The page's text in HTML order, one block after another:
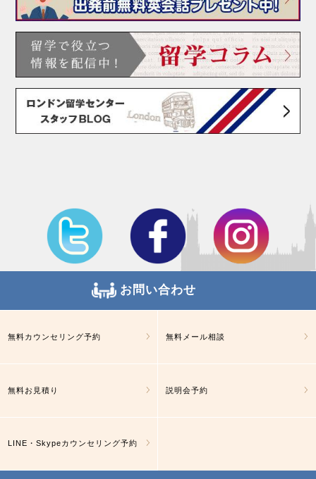
お問い合わせ
無料カウンセリング予約 無料メール相談
無料お見積り 説明会予約
LINE・Skypeカウンセリング予約